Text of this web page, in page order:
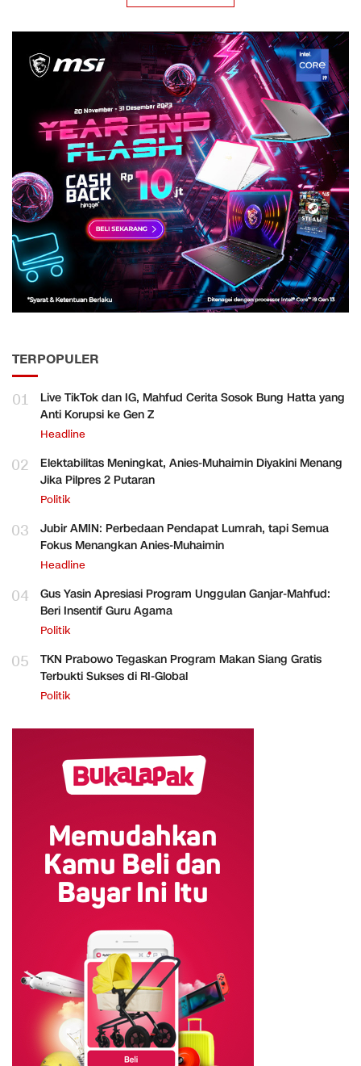
TERPOPULER
01
Live TikTok dan IG, Mahfud Cerita Sosok Bung Hatta yang
Anti Korupsi ke Gen Z
Headline
02
Elektabilitas Meningkat, Anies-Muhaimin Diyakini Menang
Jika Pilpres 2 Putaran
Politik
03
Jubir AMIN: Perbedaan Pendapat Lumrah, tapi Semua
Fokus Menangkan Anies-Muhaimin
Headline
04
Gus Yasin Apresiasi Program Unggulan Ganjar-Mahfud:
Beri Insentif Guru Agama
Politik
05
TKN Prabowo Tegaskan Program Makan Siang Gratis
Terbukti Sukses di RI-Global
Politik